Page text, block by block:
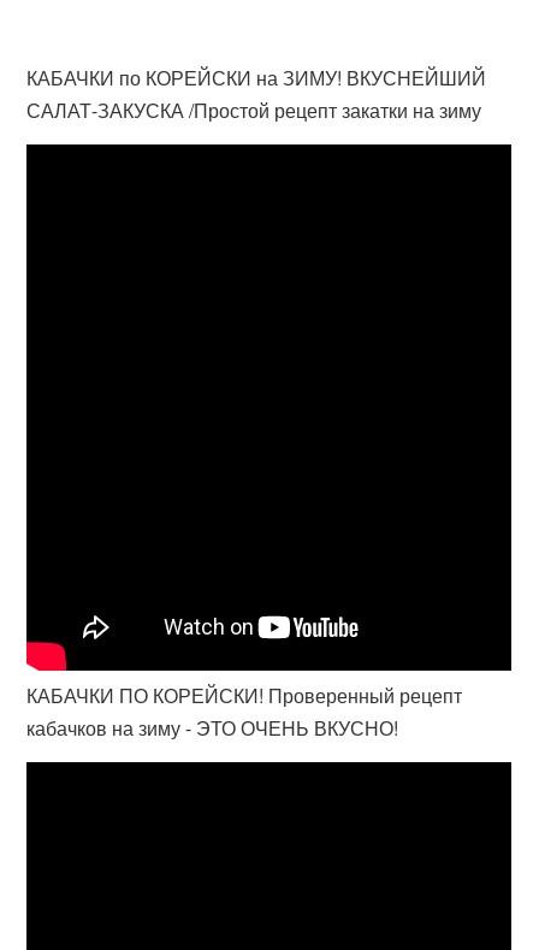
КАБАЧКИ по КОРЕЙСКИ на ЗИМУ! ВКУСНЕЙШИЙ
САЛАТ-ЗАКУСКА /Простой рецепт закатки на зиму
КАБАЧКИ ПО КОРЕЙСКИ! Проверенный рецепт
кабачков на зиму - ЭТО ОЧЕНЬ ВКУСНО!